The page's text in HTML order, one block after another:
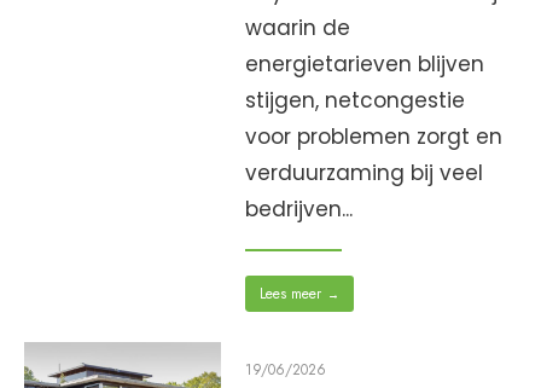
waarin de
energietarieven blijven
stijgen, netcongestie
voor problemen zorgt en
verduurzaming bij veel
bedrijven...
Lees meer →
19/06/2026